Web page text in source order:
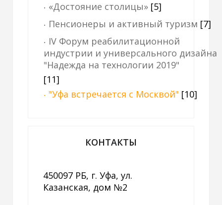
«Достояние столицы» [5]
Пенсионеры и активный туризм [7]
IV Форум реабилитационной
индустрии и универсального дизайна
"Надежда на технологии 2019"
[11]
"Уфа встречается с Москвой" [10]
КОНТАКТЫ
450097 РБ, г. Уфа, ул.
Казанская, дом №2